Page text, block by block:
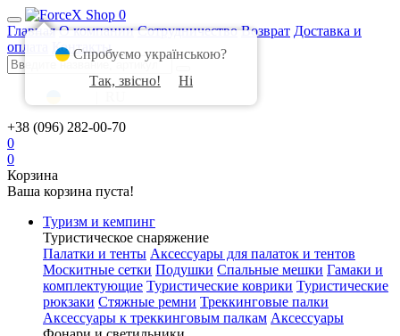
0
Главная О компании Сотрудничество Возврат Доставка и
оплата
Контакты
+38 (096) 282-00-70
0
0
Корзина
Ваша корзина пуста!
Туризм и кемпинг
Туристическое снаряжение
Палатки и тенты Аксессуары для палаток и тентов
Москитные сетки Подушки Спальные мешки Гамаки и
комплектующие Туристические коврики Туристические
рюкзаки Стяжные ремни Треккинговые палки
Аксессуары к треккинговым палкам Аксессуары
Спробуємо українською?
Так, звісно!
Ні